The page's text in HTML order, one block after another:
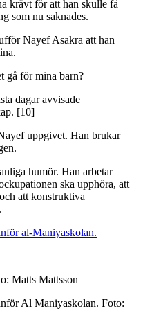
krävt för att han skulle få
som nu saknades.
Nayef Asakra att han
gå för mina barn?
dagar avvisade
[10]
uppgivet. Han brukar
humör. Han arbetar
ska upphöra, att
att konstruktiva
Matts Mattsson
Al Maniyaskolan. Foto: